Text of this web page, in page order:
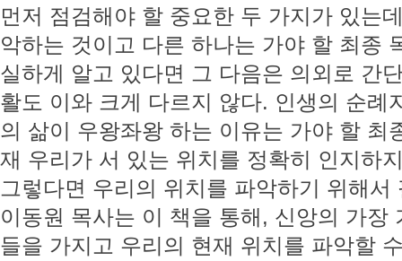
먼저 점검해야 할 중요한 두 가지가 있는
악하는 것이고 다른 하나는 가야 할 최종
실하게 알고 있다면 그 다음은 의외로 간
활도 이와 크게 다르지 않다. 인생의 순례
의 삶이 우왕좌왕 하는 이유는 가야 할 최
재 우리가 서 있는 위치를 정확히 인지하
그렇다면 우리의 위치를 파악하기 위해서
이동원 목사는 이 책을 통해, 신앙의 가장
들을 가지고 우리의 현재 위치를 파악할